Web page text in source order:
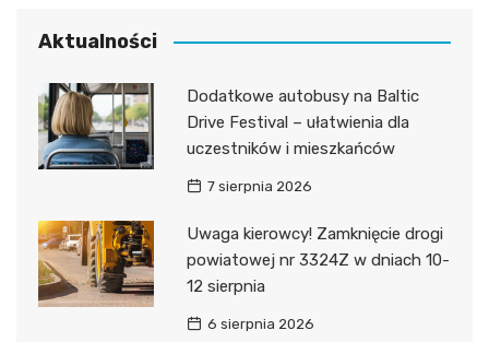
Aktualności
Dodatkowe autobusy na Baltic
Drive Festival – ułatwienia dla
uczestników i mieszkańców
7 sierpnia 2026
Uwaga kierowcy! Zamknięcie drogi
powiatowej nr 3324Z w dniach 10-
12 sierpnia
6 sierpnia 2026